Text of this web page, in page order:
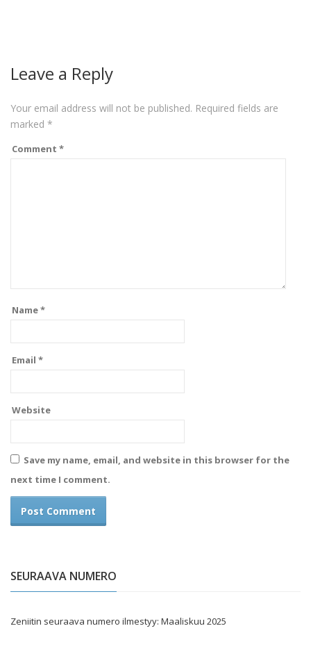
Leave a Reply
Your email address will not be published. Required fields are
marked *
Comment *
Name*
Email *
Website
Save my name, email, and website in this browser for the
next time I comment.
SEURAAVA NUMERO
Zeniitin seuraava numero ilmestyy: Maaliskuu 2025